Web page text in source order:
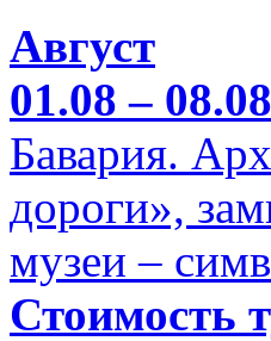
Август
01.08 – 08.08
Бавария.
дороги»,
музеи –
Стоимость